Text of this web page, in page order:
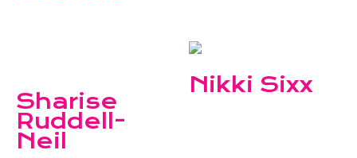
Sharise
Ruddell-
Neil
Nikki Sixx